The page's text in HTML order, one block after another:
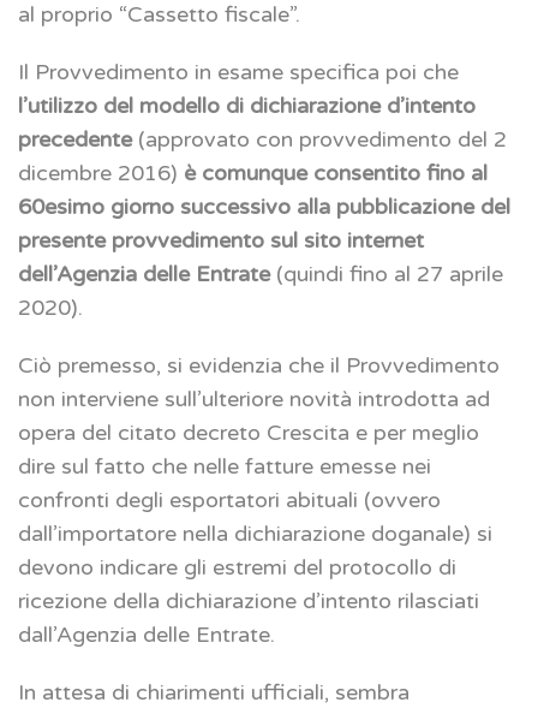
al proprio “Cassetto fiscale”.
Il Provvedimento in esame specifica poi che
l’utilizzo del modello di dichiarazione d’intento
precedente(approvato con provvedimento del 2
dicembre 2016) è comunque consentito fino al
60esimo giorno successivo alla pubblicazione del
presente provvedimento sul sito internet
dell’Agenzia delle Entrate(quindi fino al 27 aprile
2020).
Ciò premesso, si evidenzia che il Provvedimento
non interviene sull’ulteriore novità introdotta ad
opera del citato decreto Crescita e per meglio
dire sul fatto che nelle fatture emesse nei
confronti degli esportatori abituali (ovvero
dall’importatore nella dichiarazione doganale) si
devono indicare gli estremi del protocollo di
ricezione della dichiarazione d’intento rilasciati
dall’Agenzia delle Entrate.
In attesa di chiarimenti ufficiali, sembra